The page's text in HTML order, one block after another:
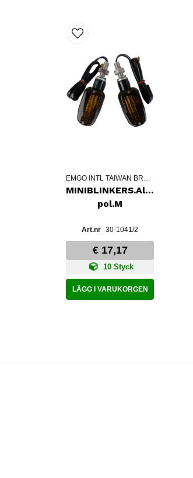
EMGO INTL TAIWAN BRANCH
MINIBLINKERS.Alu/Carbon1-
pol.M
30-1041/2
€ 17,17
10 Styck
LÄGG I VARUKORGEN